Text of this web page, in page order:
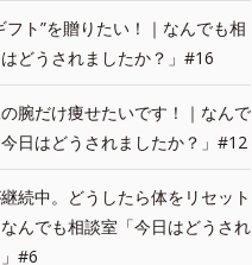
フト”を贈りたい！｜なんでも相
どうされましたか？」#16
腕だけ痩せたいです！｜なんで
日はどうされましたか？」#12
続中。どうしたら体をリセット
んでも相談室「今日はどうされ
#6